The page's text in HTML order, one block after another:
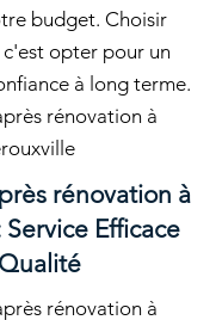
budget. Choisir
opter pour un
à long terme.
rénovation à
rénovation à
Efficace
rénovation à